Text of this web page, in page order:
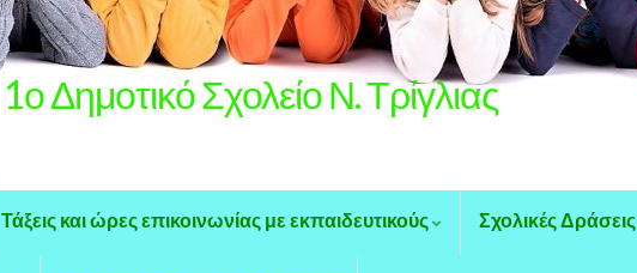
1ο Δημοτικό Σχολείο Ν. Τρίγλιας
Τάξεις και ώρες επικοινωνίας με εκπαιδευτικούς Σχολικές Δράσεις